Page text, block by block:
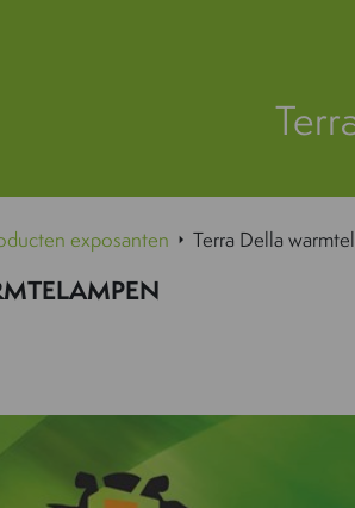
exposanten Terra Della